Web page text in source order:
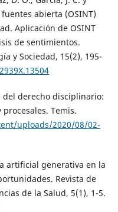
abierta (OSINT)
Aplicación de OSINT
de sentimientos.
y Sociedad, 15(2), 195-
del derecho disciplinario:
Temis.
uploads/2020/08/02-
artificial generativa en la
Revista de
de la Salud, 5(1), 1-5.